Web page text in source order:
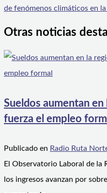
de fenómenos climáticos en
Otras noticias
Sueldos aumentan
fuerza el empleo
Publicado en Radio Ruta
El Observatorio Laboral de la
los ingresos avanzan por